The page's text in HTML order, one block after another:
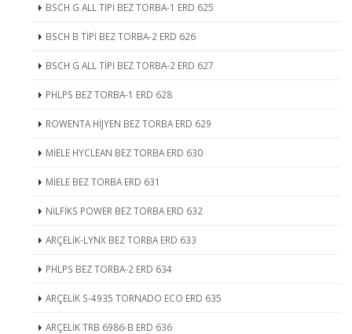
BSCH G ALL TİPİ BEZ TORBA-1 ERD 625
BSCH B TİPİ BEZ TORBA-2 ERD 626
BSCH G ALL TİPİ BEZ TORBA-2 ERD 627
PHLPS BEZ TORBA-1 ERD 628
ROWENTA HİJYEN BEZ TORBA ERD 629
MİELE HYCLEAN BEZ TORBA ERD 630
MİELE BEZ TORBA ERD 631
NİLFİKS POWER BEZ TORBA ERD 632
ARÇELİK-LYNX BEZ TORBA ERD 633
PHLPS BEZ TORBA-2 ERD 634
ARÇELİK S-4935 TORNADO ECO ERD 635
ARÇELİK TRB 6986-B ERD 636